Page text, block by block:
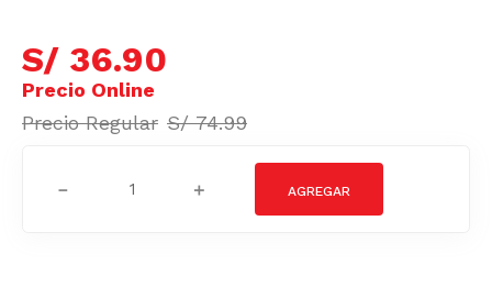
S/ 36.90
S/ 74.99
＋
－